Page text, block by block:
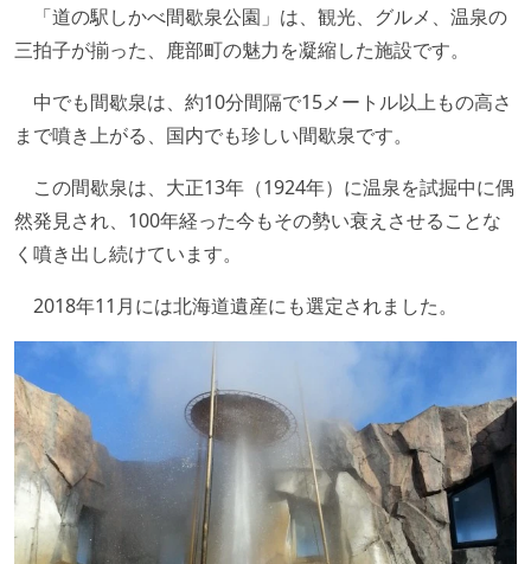
「道の駅しかべ間歇泉公園」は、観光、グルメ、温泉の
三拍子が揃った、鹿部町の魅力を凝縮した施設です。
中でも間歇泉は、約10分間隔で15メートル以上もの高さ
まで噴き上がる、国内でも珍しい間歇泉です。
この間歇泉は、大正13年（1924年）に温泉を試掘中に偶
然発見され、100年経った今もその勢い衰えさせることな
く噴き出し続けています。
2018年11月には北海道遺産にも選定されました。